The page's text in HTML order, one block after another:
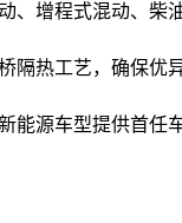
增程式混动、
热工艺，确保
源车型提供首